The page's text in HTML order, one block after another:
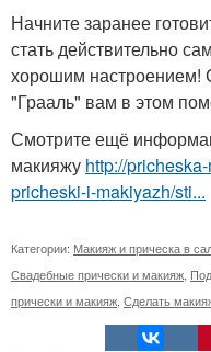
Начните заранее
стать действительно
хорошим настроением!
"Грааль" вам в этом
Смотрите ещё
макияжу http://
pricheski-i-makiyazh/sti...
Категории: Макияж и прическа в
Свадебные прически и макияж,
прически и макияж, Сделать